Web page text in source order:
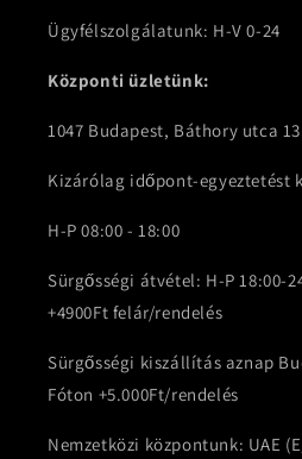
Ügyfélszolgálatunk: H-V 0-24
Központi üzletünk:
1047 Budapest, Báthory utca
Kizárólag időpont-egyeztetést
H-P 08:00 - 18:00
Sürgősségi átvétel: H-P 18:00-
+4900Ft felár/rendelés
Sürgősségi kiszállítás aznap
Fóton +5.000Ft/rendelés
Nemzetközi központunk: UAE